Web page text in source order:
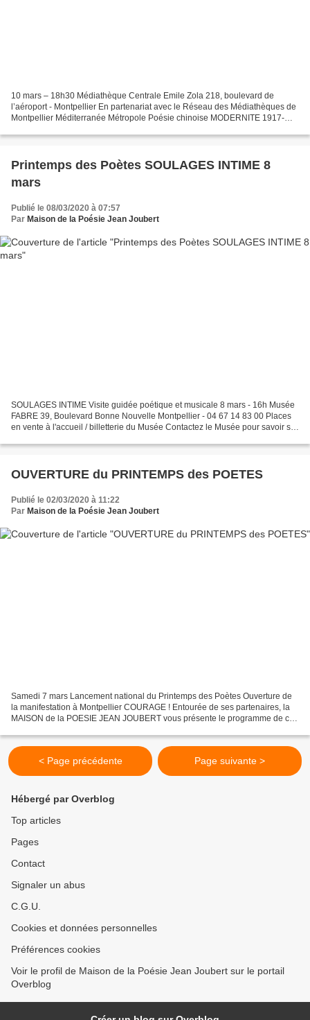
10 mars – 18h30 Médiathèque Centrale Emile Zola 218, boulevard de
l’aéroport - Montpellier En partenariat avec le Réseau des Médiathèques de
Montpellier Méditerranée Métropole Poésie chinoise MODERNITE 1917-
Printemps des Poètes SOULAGES INTIME 8
mars
Publié le 08/03/2020 à 07:57
Par Maison de la Poésie Jean Joubert
SOULAGES INTIME Visite guidée poétique et musicale 8 mars - 16h Musée
FABRE 39, Boulevard Bonne Nouvelle Montpellier - 04 67 14 83 00 Places
en vente à l'accueil / billetterie du Musée Contactez le Musée pour savoir si
OUVERTURE du PRINTEMPS des POETES
Publié le 02/03/2020 à 11:22
Par Maison de la Poésie Jean Joubert
Samedi 7 mars Lancement national du Printemps des Poètes Ouverture de
la manifestation à Montpellier COURAGE ! Entourée de ses partenaires, la
MAISON de la POESIE JEAN JOUBERT vous présente le programme de ce
< Page précédente Page suivante >
Hébergé par Overblog
Top articles
Pages
Contact
Signaler un abus
C.G.U.
Cookies et données personnelles
Préférences cookies
Voir le profil de Maison de la Poésie Jean Joubert sur le portail
Overblog